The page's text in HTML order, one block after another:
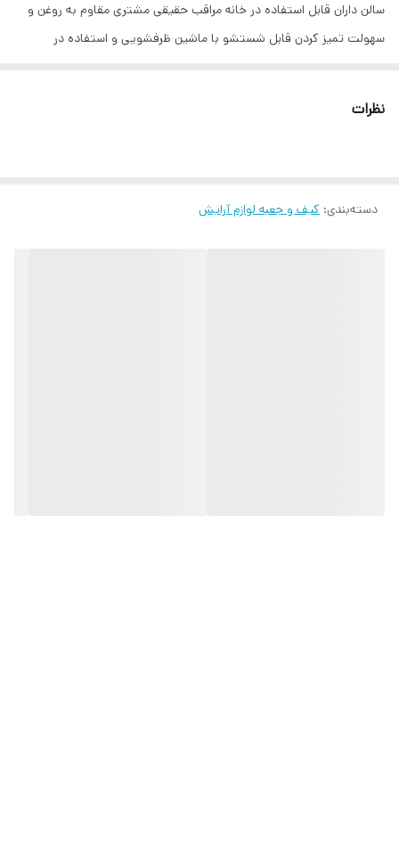
سالن داران قابل استفاده در خانه مراقب حقیقی مشتری مقاوم به روغن و
سهولت تمیز کردن قابل شستشو با ماشین ظرفشویی و استفاده در
نظرات
دسته‌بندی: کیف و جعبه لوازم آرایش